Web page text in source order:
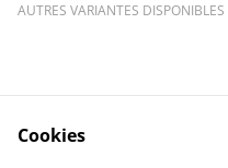
AUTRES VARIANTES DISPONIBLES
Cookies